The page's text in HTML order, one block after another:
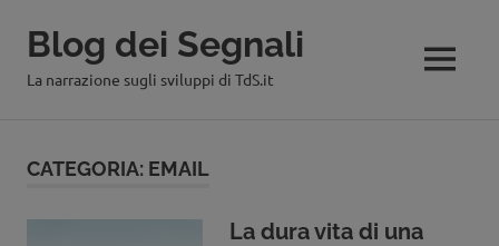
contenuto
Blog dei Segnali
La narrazione sugli sviluppi di TdS.it MENU
CATEGORIA: EMAIL
La dura vita di una